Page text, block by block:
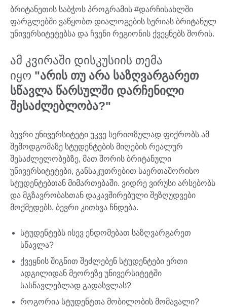
ბრიტანეთის საბჭოს პროგრამის #დარჩისახლში
ფარგლებში ვაწყობთ დიალოგების სერიას ბრიტანულ
უნივერსიტეტებსა და ჩვენი რეგიონის ქვეყნებს შორის.
ამ კვირაში დისკუსიის თემა
იყო "არის თუ არა საზღვარგარეთ
სწავლა წარსულში დარჩენილი
შესაძლებლობა?"
ბევრი უნივერსიტეტი უკვე სერიოზულად ფიქრობს ამ
შემოდგომაზე სტუდენტების მიღების რეალურ
შესაძლელობებზე, მათ შორის ბრიტანული
უნივერსიტეტები, განსაკუთრებით საერთაშორისო
სტუდენტებთან მიმართებაში. ვიდრე ვირუსი არსებობს
და მგზავრობასთან დაკავშირებული შეზღუდვები
მოქმედებს, ბევრი კითხვა ჩნდება.
სტუდენტებს ისევ ენდომებათ საზღვარგარეთ
სწავლა?
ქვეყნის შიგნით შეძლებენ სტუდენტები ერთი
ადგილიდან მეორეზე უნივერსიტეტში
სასწავლებლად გადასვლას?
როგორია სტუდენტთა მობილობის მომავალი?